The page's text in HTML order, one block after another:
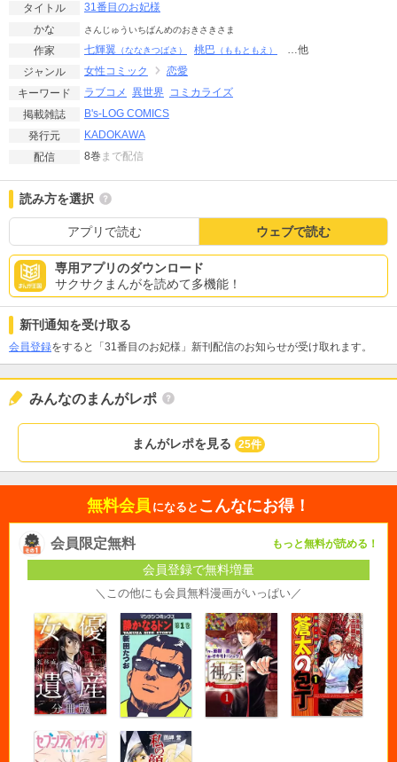
タイトル
31番目のお妃様
かな
さんじゅういちばんめのおきさきさま
作家 七輝翼 （ななきつばさ） 桃巴 （ももともえ）
…他
ジャンル
女性コミック
恋愛
キーワード
ラブコメ 異世界 コミカライズ
掲載雑誌
B's-LOG COMICS
発行元
KADOKAWA
配信
8巻 まで配信
読み方を選択
アプリで読む ウェブで読む
専用アプリのダウンロード
サクサクまんがを読めて多機能！
新刊通知を受け取る
会員登録をすると「31番目のお妃様」新刊配信のお知らせが受け取れます。
みんなのまんがレポ
まんがレポを見る 25件
無料会員 になると こんなにお得！
会員限定無料 もっと無料が読める！
会員登録で無料増量
＼この他にも会員無料漫画がいっぱい／